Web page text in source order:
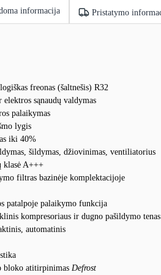
informacija Pristatymo
freonas (šaltnešis) R32
sąnaudų valdymas
palaikymas
lygis
iki 40%
šildymas, džiovinimas, ventiliatorius
klasė A+++
filtras bazinėje komplektacijoje
patalpoje palaikymo funkcija
kompresoriaus ir dugno pašildymo tenas
automatinis
bloko atitirpinimas Defrost